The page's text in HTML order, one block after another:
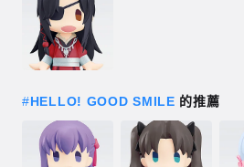
#HELLO! GOOD SMILE 的推薦